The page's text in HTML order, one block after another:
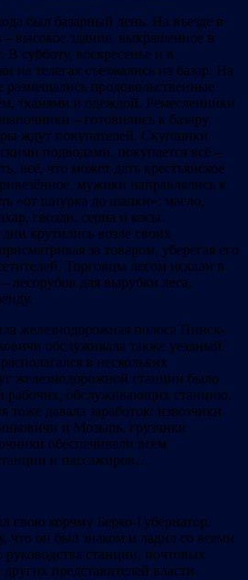
был базарный день. На въезде в
– высокое здание, выкрашенное в
субботу, воскресенье и в
на телегах съезжались на базар. На
размещались продовольственные
тканями и одеждой. Ремесленники
– готовились к базару
ждут покупателей. Скупщики
подводами, покупается всё –
всё, что может дать крестьянское
мужики направлялись к
«от шнурка до шапки»: масло,
гвозди, серпа и косы.
крутились возле своих
за товаром, уберегая его
Торговцы лесом искали в
лесорубов для вырубки леса,
железнодорожная полоса Пинск-
обслуживала также уездный
в нескольких
железнодорожной станции было
рабочих, обслуживающих станцию.
давала заработок: извозчики
и Мозырь, грузчики
обеспечивали всем
и пассажиров…
свою корчму Берко-Губернатор.
что он был знаком и ладил со всеми
станции, почтовых
представителей власти.